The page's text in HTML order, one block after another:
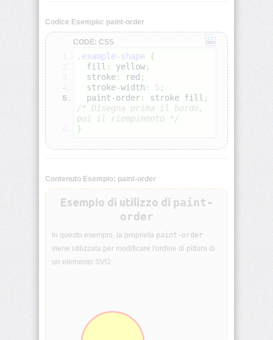
items
align-
self
all
animation
animation-
animation-
direction
animation-
duration
animation-
fill-
mode
animation-
iteration-
count
Codice Esempio: paint-order
CODE: CSS
.example-shape
{
  fill
: yellow;
  stroke
: red ;
  stroke-width
: 5 ;
  paint-order
: stroke fill ;
/* Disegna prima il bordo,
poi il riempimento */
}
Contenuto Esempio: paint-order
Esempio di utilizzo di paint-
order
In questo esempio, la proprietà paint-order
viene utilizzata per modificare l'ordine di pittura di
un elemento SVG: